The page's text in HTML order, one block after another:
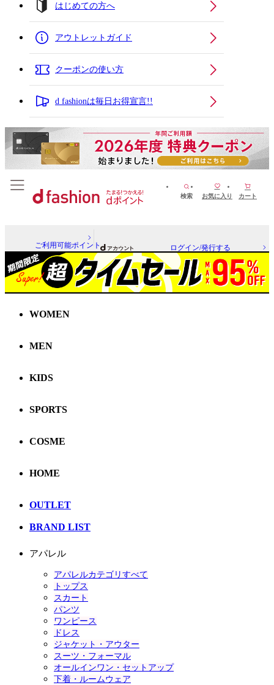
はじめての方へ
アウトレットガイド
クーポンの使い方
d fashionは毎日お得宣言!!
検索 お気に入り カート
ご利用可能ポイント ログイン/発行する
WOMEN
MEN
KIDS
SPORTS
COSME
HOME
OUTLET
BRAND LIST
アパレル
アパレルカテゴリすべて
トップス
スカート
パンツ
ワンピース
ドレス
ジャケット・アウター
スーツ・フォーマル
オールインワン・セットアップ
下着・ルームウェア